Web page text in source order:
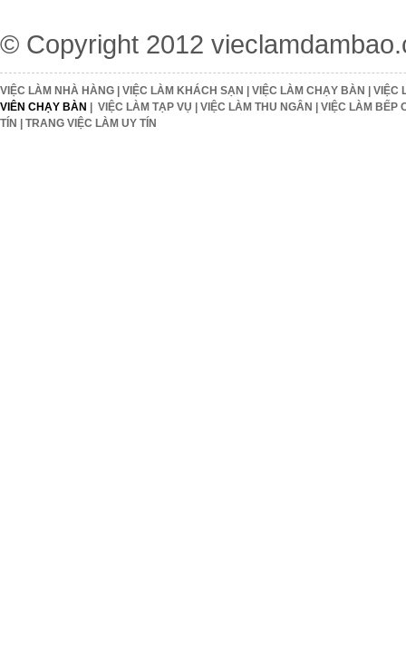
© Copyright 2012
VIỆC LÀM NHÀ HÀNG | VIỆC LÀM KHÁCH SẠN | VIỆC LÀM CHẠY BÀN | VIỆC
VIÊN CHẠY BÀN | VIỆC LÀM TẠP VỤ | VIỆC LÀM THU NGÂN | VIỆC LÀM BẾP
TÍN | TRANG VIỆC LÀM UY TÍN